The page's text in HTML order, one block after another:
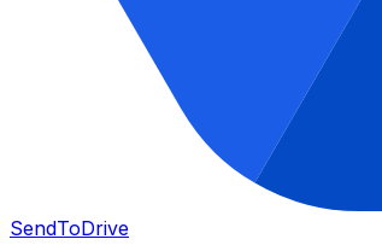
SendToDrive